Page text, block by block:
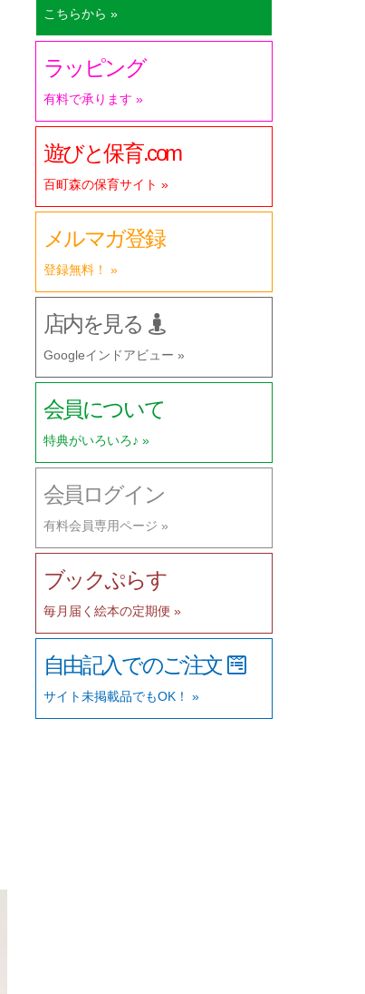
こちらから »
ラッピング
有料で承ります »
遊びと保育.com
百町森の保育サイト »
メルマガ登録
登録無料！ »
店内を見る
Googleインドアビュー »
会員について
特典がいろいろ♪ »
会員ログイン
有料会員専用ページ »
ブックぷらす
毎月届く絵本の定期便 »
自由記入でのご注文
サイト未掲載品でもOK！ »